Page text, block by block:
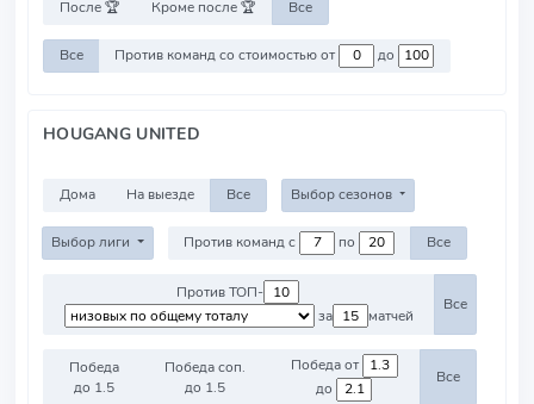
После 🏆 Кроме после 🏆 Все
Все Против команд со стоимостью от до
HOUGANG UNITED
Дома На выезде Все Выбор сезонов
Выбор лиги Против команд с по Все
Против ТОП-
за
матчей
Все
Победа
до 1.5
Победа соп.
до 1.5
Победа от
до
Все